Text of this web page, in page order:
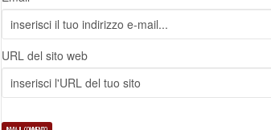
URL del sito web